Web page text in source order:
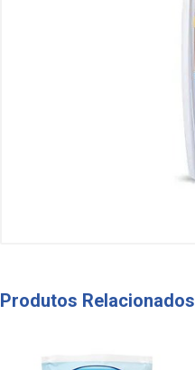
Produtos Relacionados